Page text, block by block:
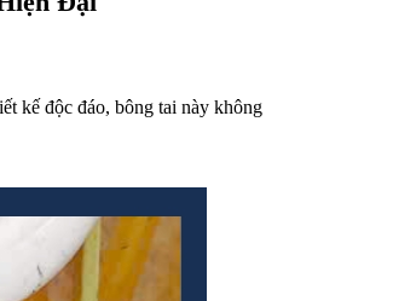
kế độc đáo, bông tai này không